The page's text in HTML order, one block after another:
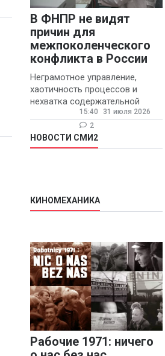
В ФНПР не видят
причин для
межпоколенческого
конфликта в России
Неграмотное управление,
хаотичность процессов и
нехватка содержательной
обратной связи от
руководителя являются
основными причинами
конфликтов и раздражения в
15:40
31 июля 2026
2
НОВОСТИ СМИ2
КИНОМЕХАНИКА
Рабочие 1971: ничего